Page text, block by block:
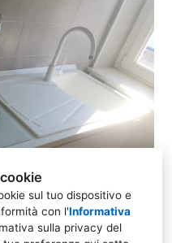
sul tuo dispositivo e
con l'Informativa
sulla privacy del